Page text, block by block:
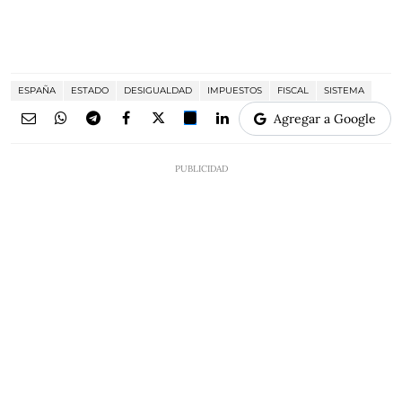
ESPAÑA ESTADO DESIGUALDAD IMPUESTOS FISCAL SISTEMA
Agregar a Google